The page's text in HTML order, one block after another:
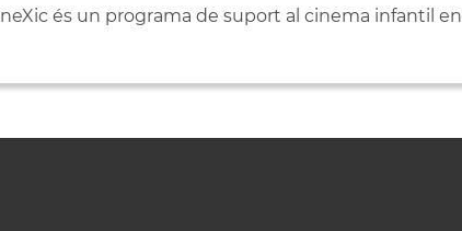
és un programa de suport al cinema infantil